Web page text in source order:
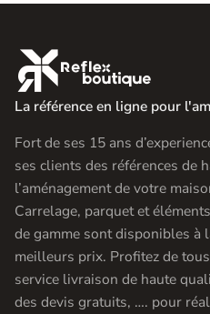

La référence en ligne pour
Fort de ses 15 ans
ses clients des références de
l’aménagement de votre
Carrelage, parquet et
de gamme sont disponibles à
meilleurs prix. Profitez de
service livraison de haute
des devis gratuits, …. pour